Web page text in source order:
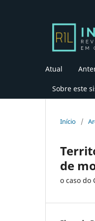
Atual
Sobre este
Início /
de
o caso do